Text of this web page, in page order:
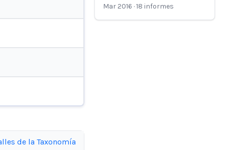
de la Taxonomía
Mar 2016 ·18 informes